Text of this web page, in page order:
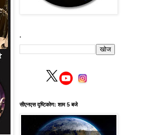
.
सीएनएस दृष्टिकोण: शाम 5 बजे